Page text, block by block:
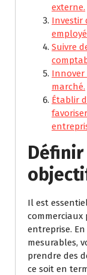
externe.
Investir
Suivre
Innover
marché.
Établir
Il est
commerciaux
entreprise.
mesurables,
prendre des
ce soit en